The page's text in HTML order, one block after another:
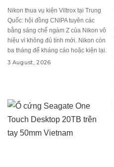
Nikon thua vụ kiện Viltrox tại Trung
Quốc: hội đồng CNIPA tuyên các
bằng sáng chế ngàm Z của Nikon vô
hiệu vì không đủ tính mới. Nikon còn
ba tháng để kháng cáo hoặc kiện lại.
3 August, 2026